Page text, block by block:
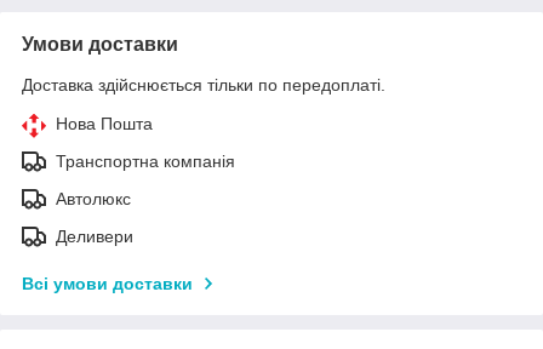
Умови доставки
Доставка здійснюється тільки по передоплаті.
Нова Пошта
Транспортна компанія
Автолюкс
Деливери
Всі умови доставки